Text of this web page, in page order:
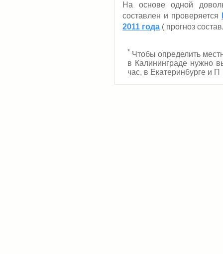
На основе одной
составлен и проверяется
2011 года ( прогноз
* Чтобы определить
в Калининграде нужно
час, в Екатеринбурге и П